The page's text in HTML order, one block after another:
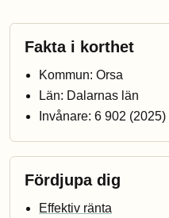
Fakta i korthet
Kommun: Orsa
Län: Dalarnas län
Invånare: 6 902 (2025)
Fördjupa dig
Effektiv ränta